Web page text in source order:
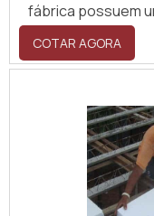
fábrica possuem
COTAR AGORA